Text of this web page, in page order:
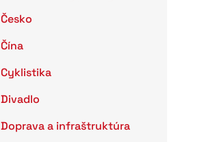
Česko
Čína
Cyklistika
Divadlo
Doprava a infraštruktúra